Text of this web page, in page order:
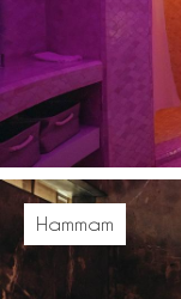
Hammam